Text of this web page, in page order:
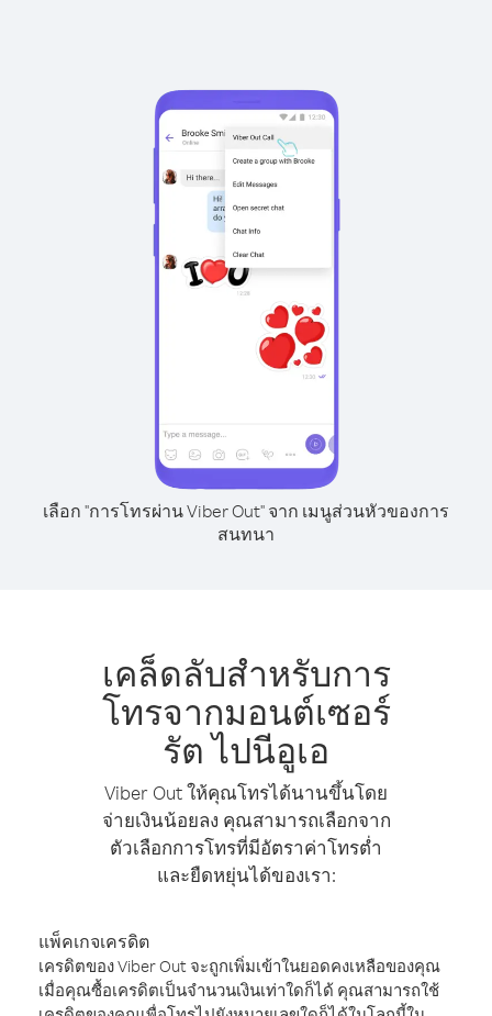
เลือก "การโทรผ่าน Viber Out" จาก เมนูส่วนหัวของการ
สนทนา
เคล็ดลับสำหรับการ
โทรจากมอนต์เซอร์
รัต ไปนีอูเอ
Viber Out ให้คุณโทรได้นานขึ้นโดย
จ่ายเงินน้อยลง คุณสามารถเลือกจาก
ตัวเลือกการโทรที่มีอัตราค่าโทรต่ำ
และยืดหยุ่นได้ของเรา:
แพ็คเกจเครดิต
เครดิตของ Viber Out จะถูกเพิ่มเข้าในยอดคงเหลือของคุณ
เมื่อคุณซื้อเครดิตเป็นจำนวนเงินเท่าใดก็ได้ คุณสามารถใช้